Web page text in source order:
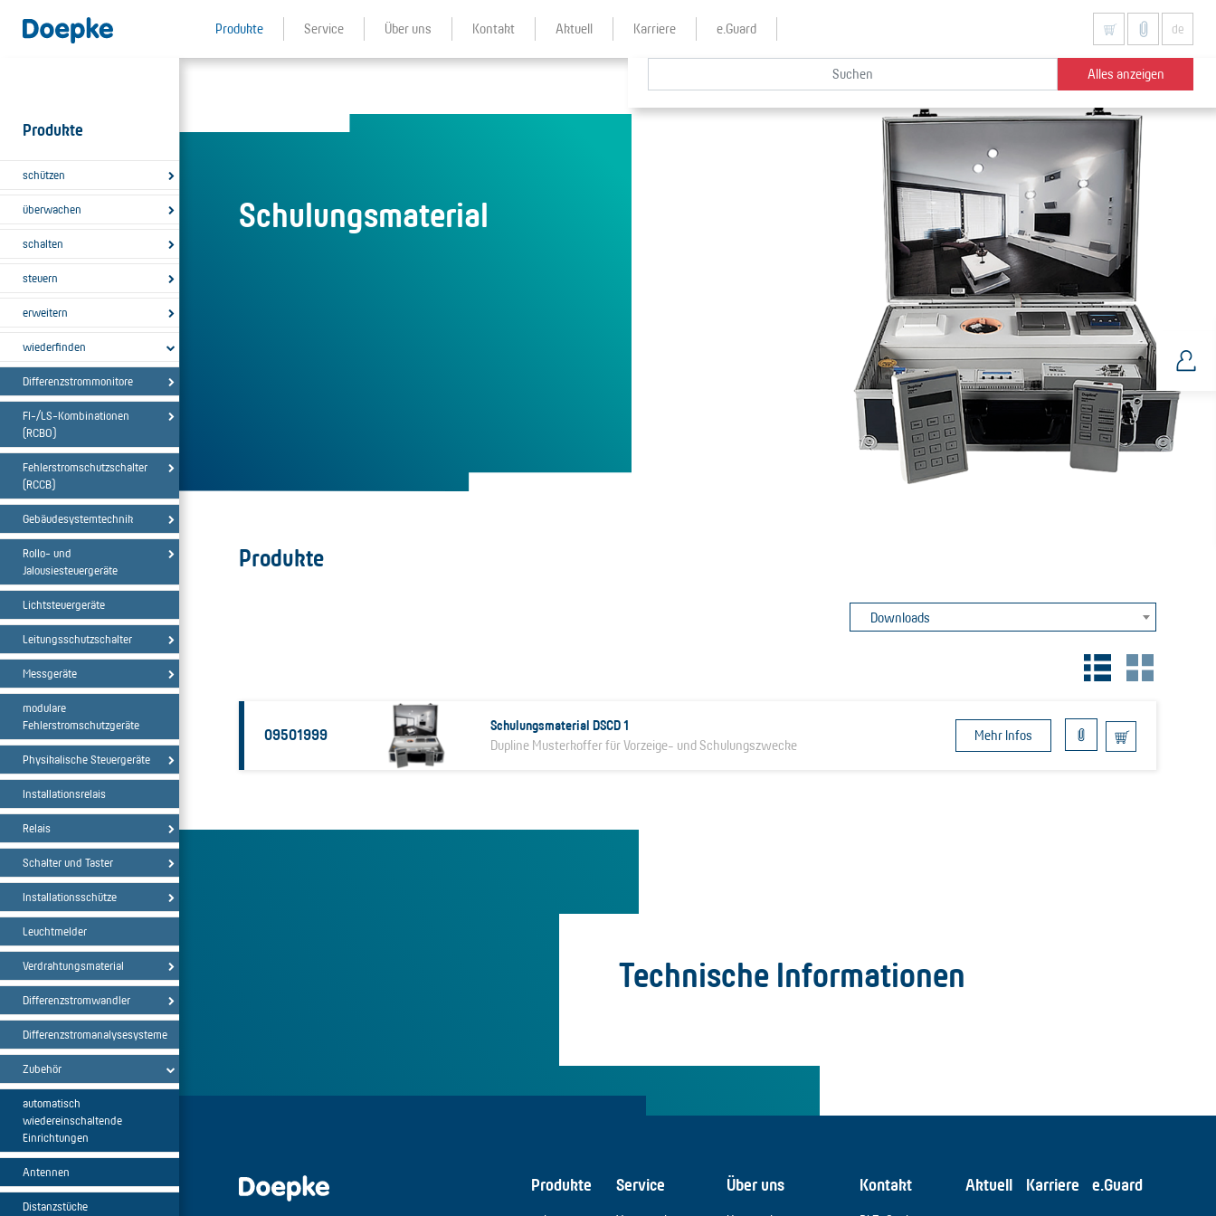
de
Produkte Service Über uns Kontakt Aktuell Karriere e.Guard
Alles anzeigen
Produkte
schützen
überwachen
schalten
steuern
erweitern
wiederfinden
Differenzstrommonitore
FI-/LS-Kombinationen
(RCBO)
Fehlerstromschutzschalter
(RCCB)
Gebäudesystemtechnik
Rollo- und
Jalousiesteuergeräte
Lichtsteuergeräte
Leitungsschutzschalter
Messgeräte
modulare
Fehlerstromschutzgeräte
Physikalische Steuergeräte
Installationsrelais
Relais
Schalter und Taster
Installationsschütze
Leuchtmelder
Verdrahtungsmaterial
Differenzstromwandler
Differenzstromanalysesysteme
Zubehör
automatisch
wiedereinschaltende
Einrichtungen
Antennen
Distanzstücke
Schulungsmaterial
Produkte
Downloads
09501999
Schulungsmaterial DSCD 1
Dupline Musterkoffer für Vorzeige- und Schulungszwecke
Mehr Infos
Technische Informationen
Produkte Service Über uns Kontakt Aktuell Karriere e.Guard